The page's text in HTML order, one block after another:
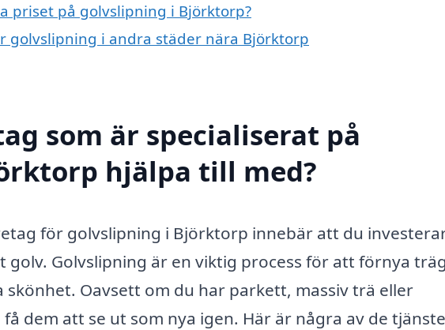
priset på golvslipning i Björktorp?
golvslipning i andra städer nära Björktorp
som är specialiserat på
hjälpa till med?
för golvslipning i Björktorp innebär att du
Golvslipning är en viktig process för att förnya
Oavsett om du har parkett, massiv trä eller
dem att se ut som nya igen. Här är några av de